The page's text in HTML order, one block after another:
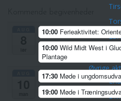
Øvrige
10:00 Ferieaktivitet:
10:00 Wild Midt West i
Plantage
17:30 Møde i
19:00 Møde i